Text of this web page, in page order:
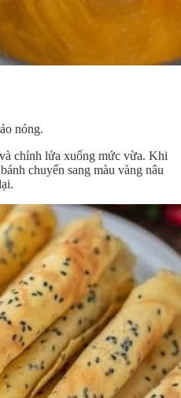
nóng.
chỉnh lửa xuống mức vừa. Khi
chuyển sang màu vàng nâu